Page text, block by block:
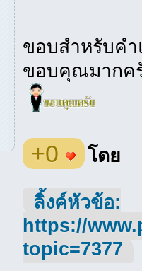
ขอบสำหรับคำ
ขอบคุณมากค
+0 โดย
ลิ้งค์หัวข้อ:
https://
topic=7377